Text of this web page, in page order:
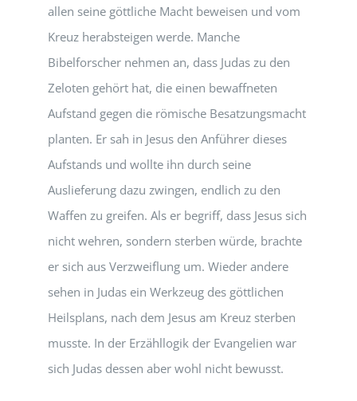
allen seine göttliche Macht beweisen und vom
Kreuz herabsteigen werde. Manche
Bibelforscher nehmen an, dass Judas zu den
Zeloten gehört hat, die einen bewaffneten
Aufstand gegen die römische Besatzungsmacht
planten. Er sah in Jesus den Anführer dieses
Aufstands und wollte ihn durch seine
Auslieferung dazu zwingen, endlich zu den
Waffen zu greifen. Als er begriff, dass Jesus sich
nicht wehren, sondern sterben würde, brachte
er sich aus Verzweiflung um. Wieder andere
sehen in Judas ein Werkzeug des göttlichen
Heilsplans, nach dem Jesus am Kreuz sterben
musste. In der Erzähllogik der Evangelien war
sich Judas dessen aber wohl nicht bewusst.